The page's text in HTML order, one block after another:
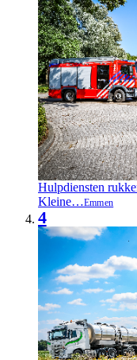
Hulpdiensten
Kleine…Emmen
4